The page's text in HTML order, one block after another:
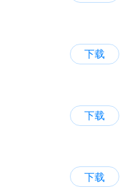
下载
下载
下载